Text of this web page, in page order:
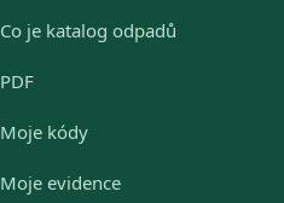
Co je katalog odpadů
PDF
Moje kódy
Moje evidence